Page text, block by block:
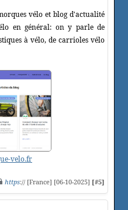
vélo et blog d'actualité
en général: on y parle de
à vélo, de carrioles vélo
velo.fr
https:// [France] [06-10-2025] [#5]